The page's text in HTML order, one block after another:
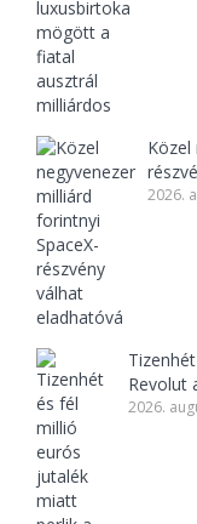
Közel
2026.
Revolut
2026.